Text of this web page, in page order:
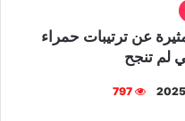
عن ترتيبات حمراء
لم تنجح
797